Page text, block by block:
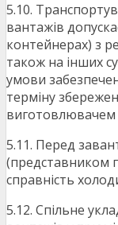
5.10.
вантажів
контейнерах) з
також на інших
умови
терміну
виготовлювачем
5.11. Перед
(представником
справність
5.12. Спільне